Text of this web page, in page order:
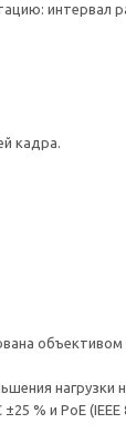
кадра.
нагрузки
% и PoE (IEEE